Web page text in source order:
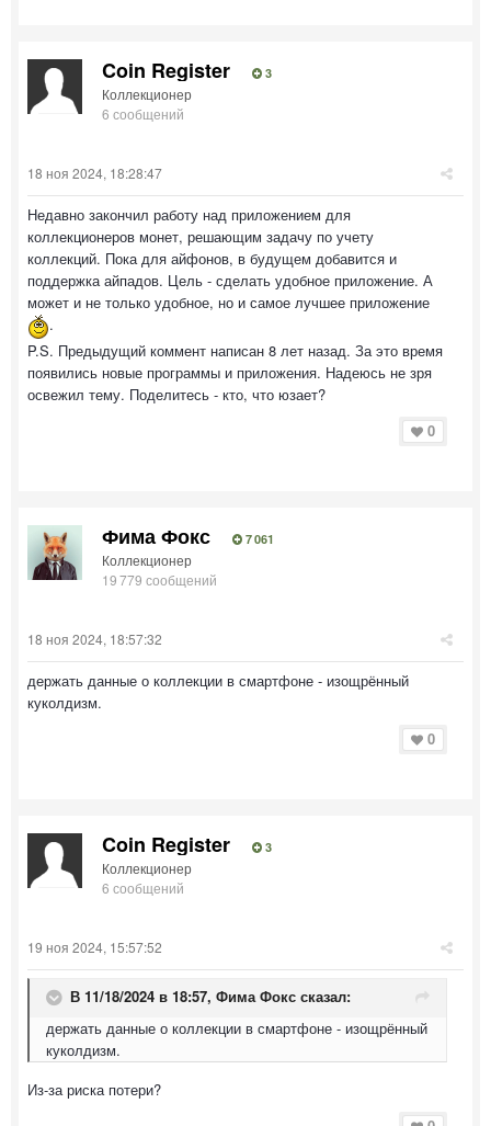
Coin Register 3
Коллекционер
6 сообщений
18 ноя 2024, 18:28:47
Недавно закончил работу над приложением для
коллекционеров монет, решающим задачу по учету
коллекций. Пока для айфонов, в будущем добавится и
поддержка айпадов. Цель - сделать удобное приложение. А
может и не только удобное, но и самое лучшее приложение
.
P.S. Предыдущий коммент написан 8 лет назад. За это время
появились новые программы и приложения. Надеюсь не зря
освежил тему. Поделитесь - кто, что юзает?
0
Фима Фокс 7 061
Коллекционер
19 779 сообщений
18 ноя 2024, 18:57:32
держать данные о коллекции в смартфоне - изощрённый
куколдизм.
0
Coin Register 3
Коллекционер
6 сообщений
19 ноя 2024, 15:57:52
В 11/18/2024 в 18:57, Фима Фокс сказал:
держать данные о коллекции в смартфоне - изощрённый
куколдизм.
Из-за риска потери?